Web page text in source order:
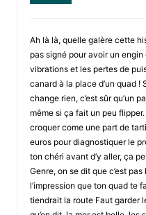
Ah là là, quelle galère cette
pas signé pour avoir un
vibrations et les pertes de
canard à la place d’un quad !
change rien, c’est sûr qu’un
même si ça fait un peu
croquer come une part de
euros pour diagnostiquer le
ton chéri avant d’y aller, ça
Genre, on se dit que c’est
l’impression que ton quad te
tiendrait la route Faut garder